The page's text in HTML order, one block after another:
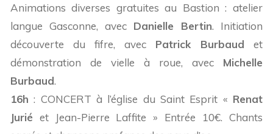
Animations diverses gratuites au Bastion : atelier
langue Gasconne, avec Danielle Bertin. Initiation
découverte du fifre, avec Patrick Burbaud et
démonstration de vielle à roue, avec Michelle
Burbaud.
16h : CONCERT à l’église du Saint Esprit « Renat
Jurié et Jean-Pierre Laffite » Entrée 10€. Chants